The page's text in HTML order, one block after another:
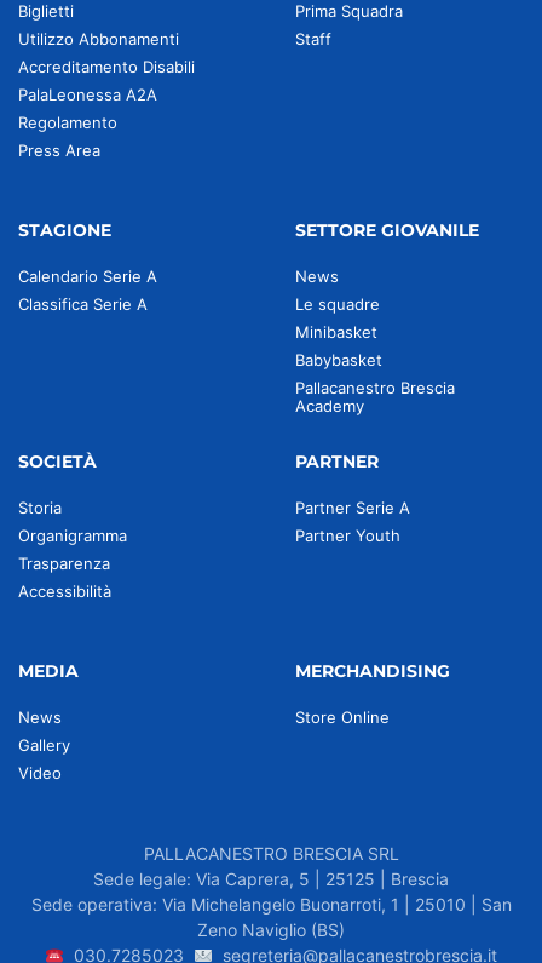
Biglietti
Utilizzo Abbonamenti
Accreditamento Disabili
PalaLeonessa A2A
Regolamento
Press Area
Prima Squadra
Staff
STAGIONE
Calendario Serie A
Classifica Serie A
SETTORE GIOVANILE
News
Le squadre
Minibasket
Babybasket
Pallacanestro Brescia
Academy
SOCIETÀ
Storia
Organigramma
Trasparenza
Accessibilità
PARTNER
Partner Serie A
Partner Youth
MEDIA
News
Gallery
Video
MERCHANDISING
Store Online
PALLACANESTRO BRESCIA SRL
Sede legale: Via Caprera, 5 | 25125 | Brescia
Sede operativa: Via Michelangelo Buonarroti, 1 | 25010 | San
Zeno Naviglio (BS)
030.7285023
segreteria@pallacanestrobrescia.it